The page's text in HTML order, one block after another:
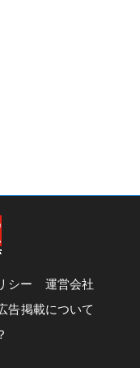
シー
運営会社
告掲載について